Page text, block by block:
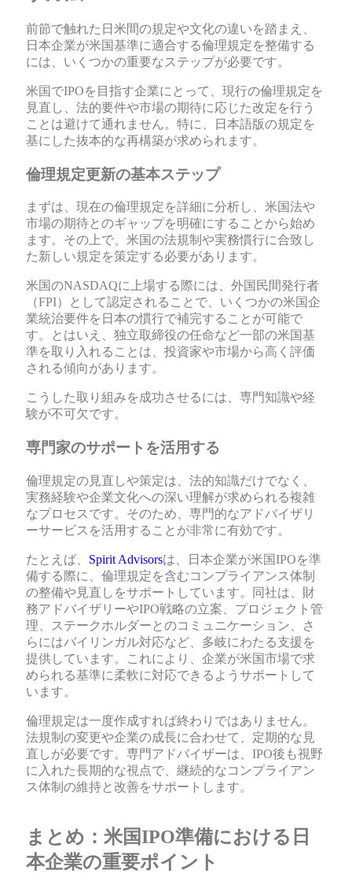
前節で触れた日米間の規定や文化の違いを踏まえ、
日本企業が米国基準に適合する倫理規定を整備する
には、いくつかの重要なステップが必要です。
米国でIPOを目指す企業にとって、現行の倫理規定を
見直し、法的要件や市場の期待に応じた改定を行う
ことは避けて通れません。特に、日本語版の規定を
基にした抜本的な再構築が求められます。
倫理規定更新の基本ステップ
まずは、現在の倫理規定を詳細に分析し、米国法や
市場の期待とのギャップを明確にすることから始め
ます。その上で、米国の法規制や実務慣行に合致し
た新しい規定を策定する必要があります。
米国のNASDAQに上場する際には、外国民間発行者
（FPI）として認定されることで、いくつかの米国企
業統治要件を日本の慣行で補完することが可能で
す。とはいえ、独立取締役の任命など一部の米国基
準を取り入れることは、投資家や市場から高く評価
される傾向があります。
こうした取り組みを成功させるには、専門知識や経
験が不可欠です。
専門家のサポートを活用する
倫理規定の見直しや策定は、法的知識だけでなく、
実務経験や企業文化への深い理解が求められる複雑
なプロセスです。そのため、専門的なアドバイザリ
ーサービスを活用することが非常に有効です。
たとえば、 Spirit Advisorsは、日本企業が米国IPOを準
備する際に、倫理規定を含むコンプライアンス体制
の整備や見直しをサポートしています。同社は、財
務アドバイザリーやIPO戦略の立案、プロジェクト管
理、ステークホルダーとのコミュニケーション、さ
らにはバイリンガル対応など、多岐にわたる支援を
提供しています。これにより、企業が米国市場で求
められる基準に柔軟に対応できるようサポートして
います。
倫理規定は一度作成すれば終わりではありません。
法規制の変更や企業の成長に合わせて、定期的な見
直しが必要です。専門アドバイザーは、IPO後も視野
に入れた長期的な視点で、継続的なコンプライアン
ス体制の維持と改善をサポートします。
まとめ：米国IPO準備における日
本企業の重要ポイント